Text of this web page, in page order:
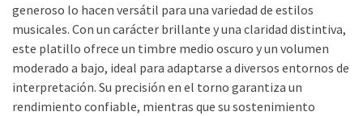
generoso lo hacen versátil para una variedad de estilos
musicales. Con un carácter brillante y una claridad distintiva,
este platillo ofrece un timbre medio oscuro y un volumen
moderado a bajo, ideal para adaptarse a diversos entornos de
interpretación. Su precisión en el torno garantiza un
rendimiento confiable, mientras que su sostenimiento